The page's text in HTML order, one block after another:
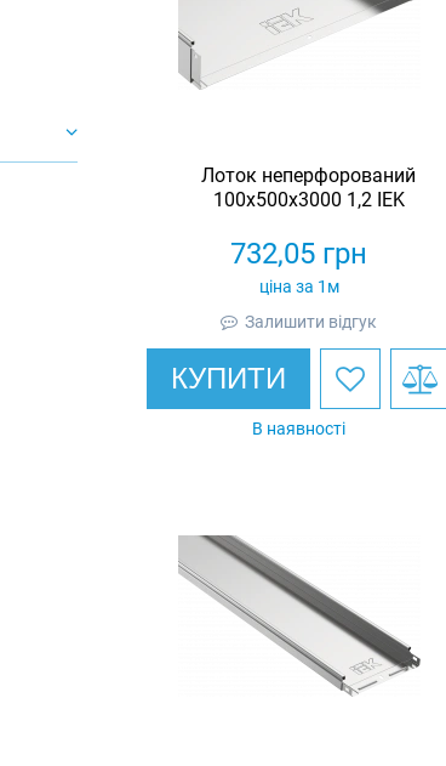
Лоток неперфорований
100x500x3000 1,2 IEK
732,05 грн
ціна за 1м
Залишити відгук
КУПИТИ
В наявності